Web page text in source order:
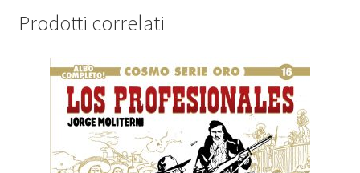
Prodotti correlati